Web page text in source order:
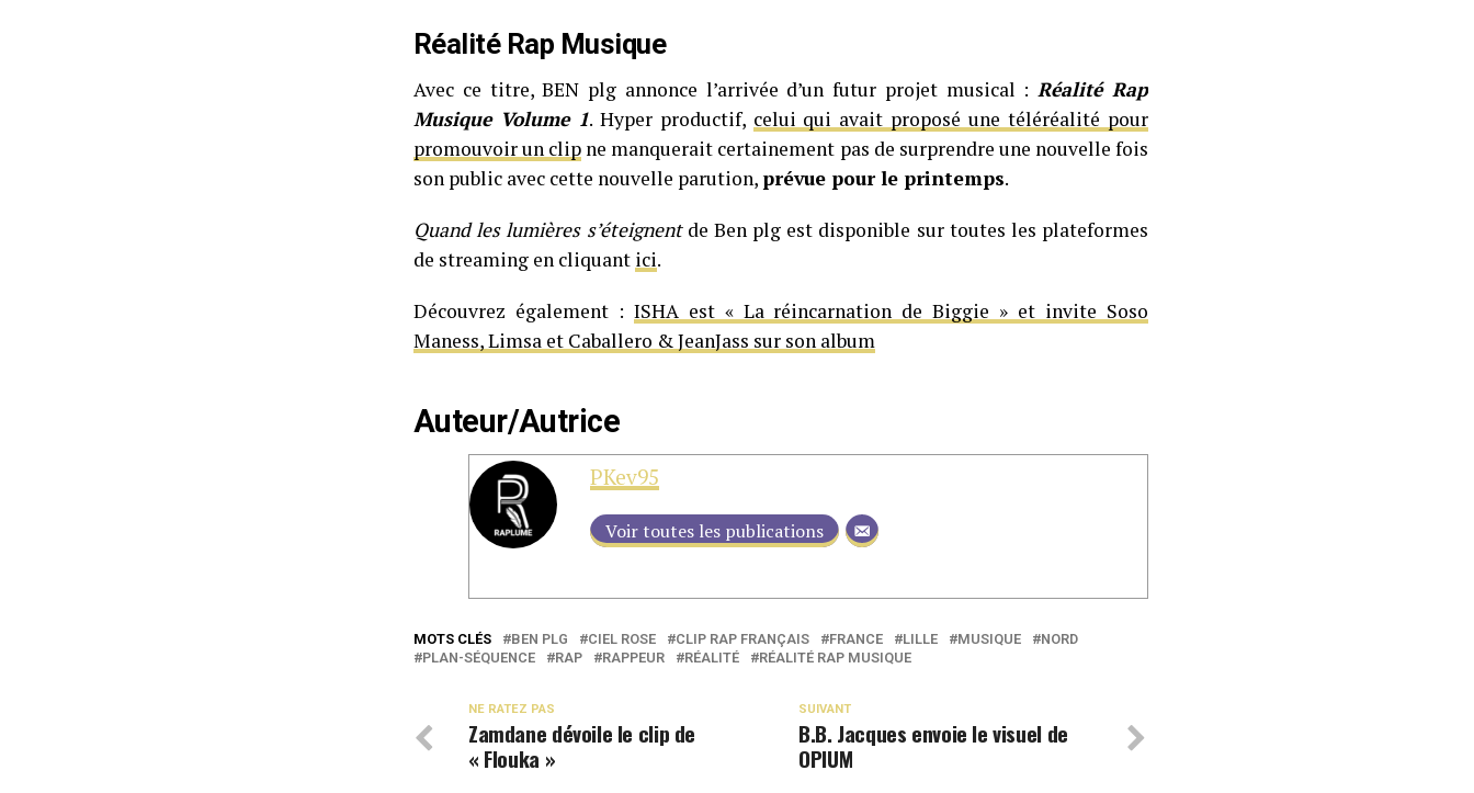
Réalité Rap Musique
Avec ce titre, BEN plg annonce l’arrivée d’un futur projet musical :Réalité Rap
Musique Volume 1. Hyper productif, celui qui avait proposé une téléréalité pour
promouvoir un clip ne manquerait certainement pas de surprendre une nouvelle fois
son public avec cette nouvelle parution, prévue pour le printemps.
Quand les lumières s’éteignentde Ben plg est disponible sur toutes les plateformes
de streaming en cliquant ici.
Découvrez également : ISHA est « La réincarnation de Biggie » et invite Soso
Maness, Limsa et Caballero & JeanJass sur son album
Auteur/Autrice
PKev95
Voir toutes les publications
MOTS CLÉS BEN PLG CIEL ROSE CLIP RAP FRANÇAIS FRANCE LILLE MUSIQUE
NORD
PLAN-SÉQUENCE
RAP RAPPEUR RÉALITÉ RÉALITÉ RAP MUSIQUE
SUIVANT
B.B. Jacques envoie le visuel de
OPIUM
NE RATEZ PAS
Zamdane dévoile le clip de
« Flouka »